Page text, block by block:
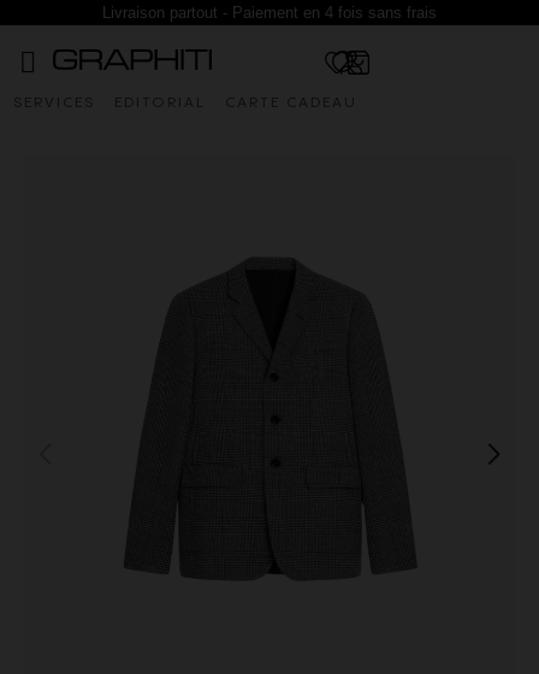
Livraison partout - Paiement en 4 fois sans frais
SERVICES EDITORIAL CARTE CADEAU